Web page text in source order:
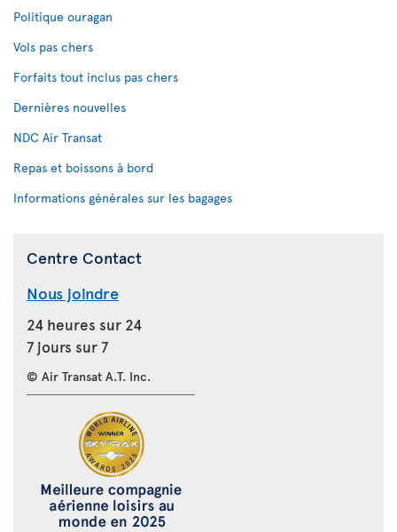
Politique ouragan
Vols pas chers
Forfaits tout inclus pas chers
Dernières nouvelles
NDC Air Transat
Repas et boissons à bord
Informations générales sur les bagages
Centre Contact
Nous joindre
24 heures sur 24
7 jours sur 7
© Air Transat A.T. Inc.